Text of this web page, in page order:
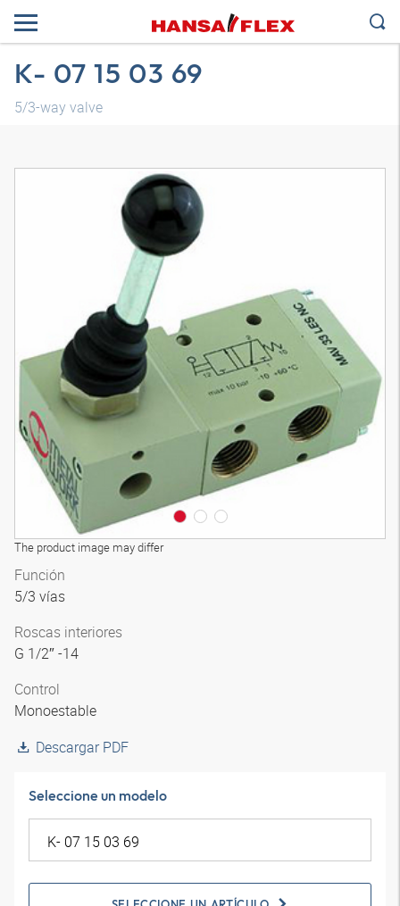
K- 07 15 03 69
5/3-way valve
The product image may differ
Modelo 3D
Función
5/3 vías
Roscas interiores
G 1/2″ -14
Control
Monoestable
Descargar PDF
Seleccione un modelo